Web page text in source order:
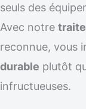
seuls des
Avec notre
reconnue, vous
durable plutôt
infructueuses.